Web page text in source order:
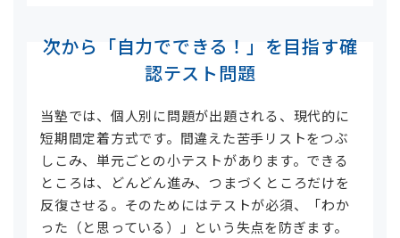
次から「自力でできる！」を目指す確
認テスト問題
当塾では、個人別に問題が出題される、現代的に
短期間定着方式です。間違えた苦手リストをつぶ
しこみ、単元ごとの小テストがあります。できる
ところは、どんどん進み、つまづくところだけを
反復させる。そのためにはテストが必須、「わか
った（と思っている）」という失点を防ぎます。